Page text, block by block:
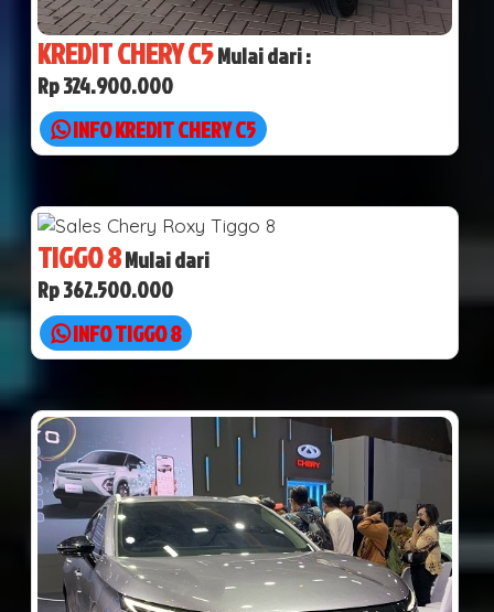
KREDIT CHERY C5Mulai dari :
Rp 324.900.000
INFO KREDIT CHERY C5
TIGGO 8Mulai dari
Rp 362.500.000
INFO TIGGO 8